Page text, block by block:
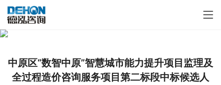
中原区“数智中原”智慧城市能力提升项目监理及
全过程造价咨询服务项目第二标段中标候选人